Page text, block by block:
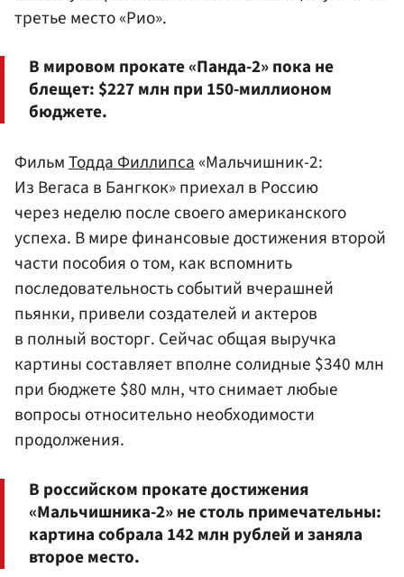
третье место «Рио».
В мировом прокате «Панда-2» пока не
блещет: $227 млн при 150-миллионом
бюджете.
ФильмТодда Филлипса«Мальчишник-2:
Из Вегаса в Бангкок» приехал в Россию
через неделю после своего американского
успеха. В мире финансовые достижения второй
части пособия о том, как вспомнить
последовательность событий вчерашней
пьянки, привели создателей и актеров
в полный восторг. Сейчас общая выручка
картины составляет вполне солидные $340 млн
при бюджете $80 млн, что снимает любые
вопросы относительно необходимости
продолжения.
В российском прокате достижения
«Мальчишника-2» не столь примечательны:
картина собрала 142 млн рублей и заняла
второе место.